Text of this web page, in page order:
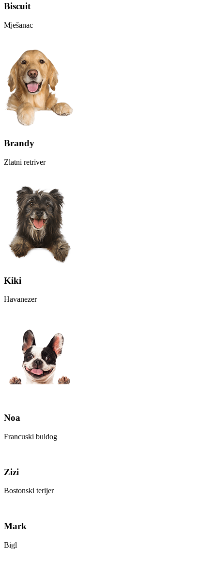
Biscuit
Mješanac
Brandy
Zlatni retriver
Kiki
Havanezer
Noa
Francuski buldog
Zizi
Bostonski terijer
Mark
Bigl